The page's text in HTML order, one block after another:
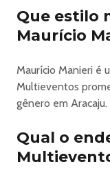
emocionando
No repertório, o
grandes sucessos
clássicos
que fazem parte
Com produção
ao vivo, o
viagem musical,
Que estilo
Maurício
Maurício Manieri é
Multieventos
gênero em Aracaju.
Qual o